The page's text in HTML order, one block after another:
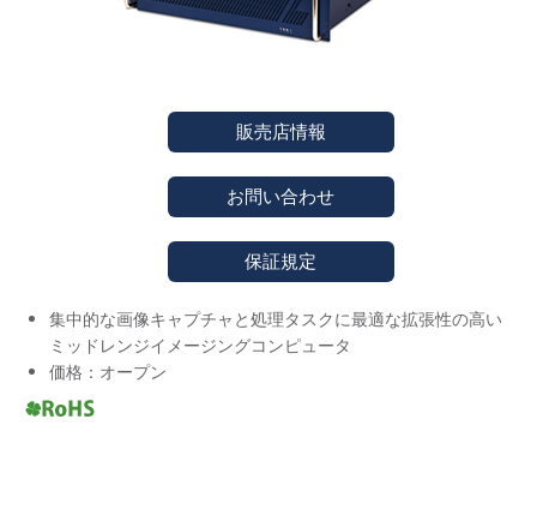
販売店情報
お問い合わせ
保証規定
集中的な画像キャプチャと処理タスクに最適な拡張性の高い
ミッドレンジイメージングコンピュータ
価格：オープン